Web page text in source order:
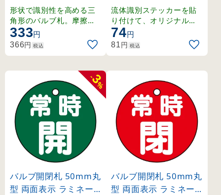
工 常時閉（赤） (1530
41)
形状で識別性を高める三
角形のバルブ札。摩擦に
強いラミネート加工で文
字消えを防止。
333円
366円 税込
ート 40×120mm (173
300)
流体識別ステッカーを貼
り付けて、オリジナルの
表示プレートを作成可能
。
74円
81円 税込
-
3
%
バルブ開閉札 50mm丸
型 両面表示 ラミネー
バルブ開閉札 50mm丸
型 両面表示 ラミネー